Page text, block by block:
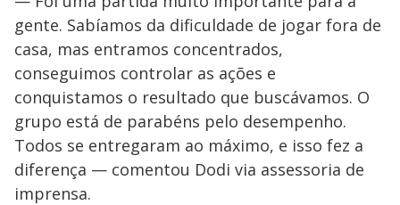
gente. Sabíamos da dificuldade de jogar fora de
casa, mas entramos concentrados,
conseguimos controlar as ações e
conquistamos o resultado que buscávamos. O
grupo está de parabéns pelo desempenho.
Todos se entregaram ao máximo, e isso fez a
diferença — comentou Dodi via assessoria de
imprensa.